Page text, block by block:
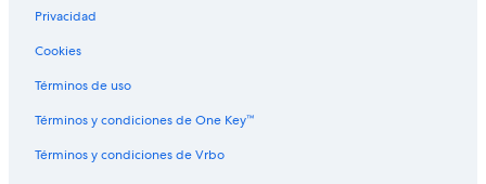
Hoteles boutique en Aurora
Hoteles con cocina en Aurora
Hoteles con alberca en Aurora
Hoteles con restaurante en Aurora
Hoteles con hidromasaje en Aurora
Privacidad
Cookies
Términos de uso
Términos y condiciones de One Key™
Términos y condiciones de Vrbo